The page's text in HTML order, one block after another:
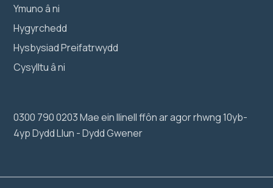
Ymuno â ni
Hygyrchedd
Hysbysiad Preifatrwydd
Cysylltu â ni
0300 790 0203 Mae ein llinell ffôn ar agor rhwng 10yb-
4yp Dydd Llun - Dydd Gwener